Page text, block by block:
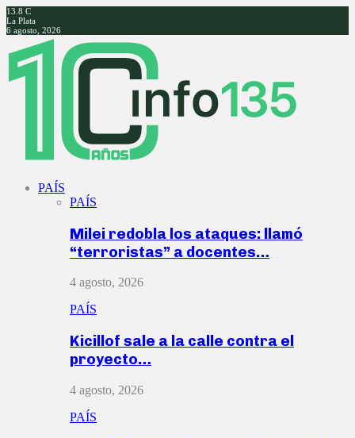
13.8 C
La Plata
6 agosto, 2026
Facebook
Twitter
Instagram
Youtube
PAÍS
PAÍS
Milei redobla los ataques: llamó
“terroristas” a docentes…
4 agosto, 2026
PAÍS
Kicillof sale a la calle contra el
proyecto…
4 agosto, 2026
PAÍS